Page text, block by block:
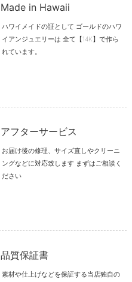
Made in Hawaii
ハワイメイドの証として ゴールドのハワ
イアンジュエリーは 全て【14K】で作ら
れています。
アフターサービス
お届け後の修理、サイズ直しやクリーニ
ングなどに対応致します まずはご相談く
ださい
品質保証書
素材や仕上げなどを保証する当店独自の